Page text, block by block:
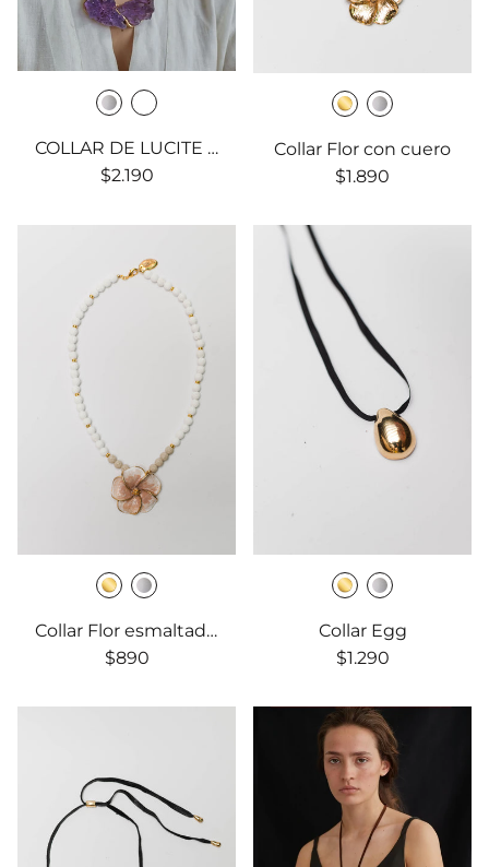
COLLAR DE LUCITE Y POLVO DE CUARZO CON CUERO 2
$2.190
Collar Flor con cuero
$1.890
Collar Flor esmaltada y Piedras de lava
$890
Collar Egg
$1.290